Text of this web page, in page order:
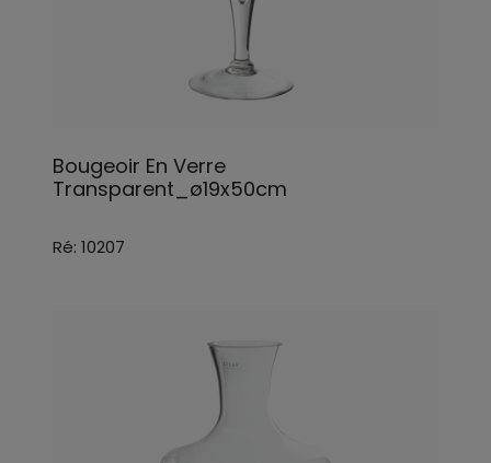
Bougeoir En Verre
Transparent_ø19x50cm
Ré: 10207